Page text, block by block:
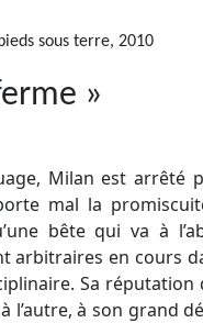
sous terre, 2010
»
Milan est arrêté
mal la
bête qui va à
arbitraires en cours
Sa
à son grand